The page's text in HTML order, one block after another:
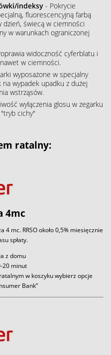
indeksy - Pokrycie
fluorescencyjną farbą
świecą w ciemności
w warunkach ograniczonej
widoczność cyferblatu i
w ciemności.
wyposażone w specjalny
wypadek upadku z dużej
wstrząsów.
wyłączenia głosu w zegarku
cichy"
ratalny:
4mc
4 mc. RRSO około 0,5% miesięcznie
spłaty.
z domu
20 minut
w koszyku wybierz opcje
Bank”